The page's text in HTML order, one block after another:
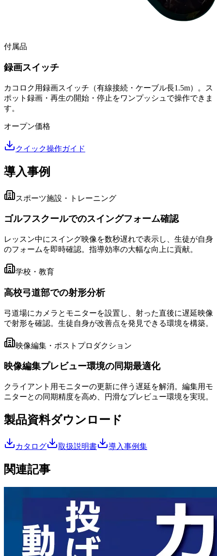
付属品
録画スイッチ
カコロク用録画スイッチ（有線接続・ケーブル長1.5m）。ス
ポット録画・再生の開始・停止をワンプッシュで操作できま
す。
オープン価格
クイック操作ガイド
導入事例
スポーツ施設・トレーニング
ゴルフスクールでのスイングフォーム確認
レッスン中にスイング映像を数秒遅れで表示し、生徒が自身
のフォームを即時確認。指導効率の大幅な向上に貢献。
学校・教育
高校弓道部での射形分析
弓道場にカメラとモニターを設置し、射った直後に遅延映像
で射形を確認。生徒自身が改善点を発見できる環境を構築。
映像編集・ポストプロダクション
映像編集プレビュー環境の同期最適化
クライアント用モニターの更新に伴う遅延を解消。編集用モ
ニターとの同期精度を高め、円滑なプレビュー環境を実現。
製品資料ダウンロード
カタログ 取扱説明書 導入事例集
関連記事